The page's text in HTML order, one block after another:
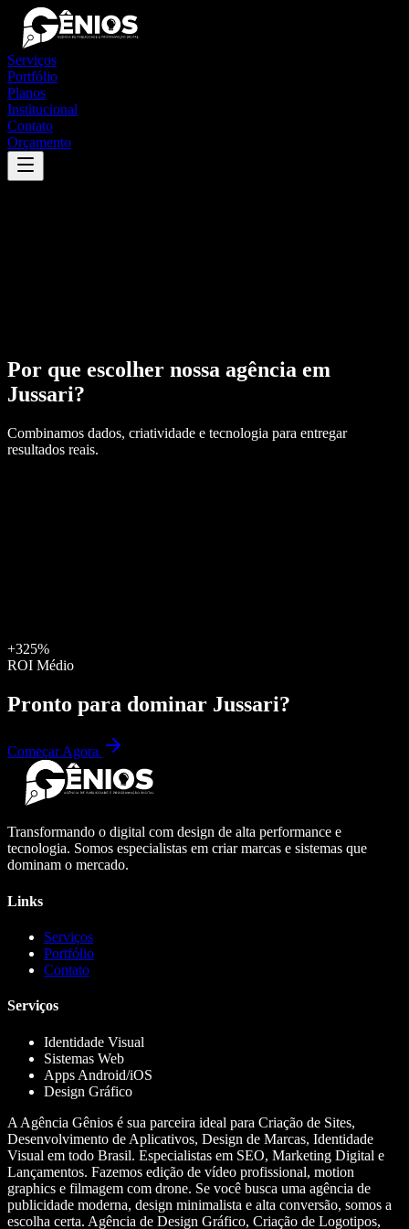
Serviços
Portfólio
Planos
Institucional
Contato
Orçamento
Por que escolher nossa agência em
Jussari?
Combinamos dados, criatividade e tecnologia para entregar
resultados reais.
+325%
ROI Médio
Pronto para dominar Jussari?
Começar Agora
Transformando o digital com design de alta performance e
tecnologia. Somos especialistas em criar marcas e sistemas que
dominam o mercado.
Links
Serviços
Portfólio
Contato
Serviços
Identidade Visual
Sistemas Web
Apps Android/iOS
Design Gráfico
A Agência Gênios é sua parceira ideal para Criação de Sites,
Desenvolvimento de Aplicativos, Design de Marcas, Identidade
Visual em todo Brasil. Especialistas em SEO, Marketing Digital e
Lançamentos. Fazemos edição de vídeo profissional, motion
graphics e filmagem com drone. Se você busca uma agência de
publicidade moderna, design minimalista e alta conversão, somos a
escolha certa. Agência de Design Gráfico, Criação de Logotipos,